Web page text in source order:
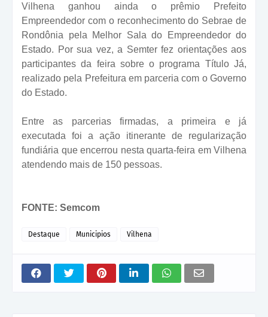
Vilhena ganhou ainda o prêmio Prefeito
Empreendedor com o reconhecimento do Sebrae de
Rondônia pela Melhor Sala do Empreendedor do
Estado. Por sua vez, a Semter fez orientações aos
participantes da feira sobre o programa Título Já,
realizado pela Prefeitura em parceria com o Governo
do Estado.
Entre as parcerias firmadas, a primeira e já
executada foi a ação itinerante de regularização
fundiária que encerrou nesta quarta-feira em Vilhena
atendendo mais de 150 pessoas.
FONTE: Semcom
Destaque Municipios Vilhena